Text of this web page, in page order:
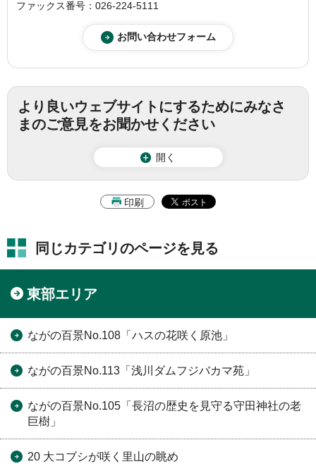
ファックス番号：026-224-5111
より良いウェブサイトにするためにみなさ
まのご意見をお聞かせください
開く
印刷
同じカテゴリのページを見る
東部エリア
ながの百景No.108「ハスの花咲く原池」
ながの百景No.113「浅川ダムフジバカマ苑」
ながの百景No.105「長沼の歴史を見守る守田神社の老
巨樹」
20 大コブシが咲く里山の眺め